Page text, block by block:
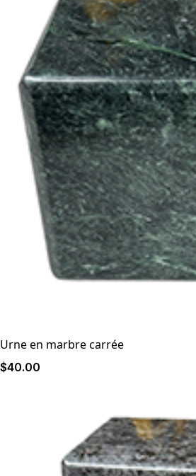
Urne en marbre carrée
$40.00